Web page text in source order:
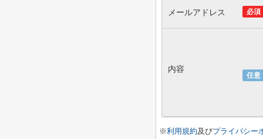
必須
メールアドレス
任意
内容
※利用規約及びプライバシー